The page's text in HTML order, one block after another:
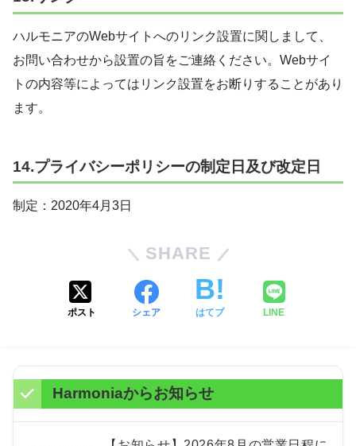
ハルモニアのWebサイトへのリンク設置に関しまして、
お問い合わせから設置の旨をご連絡ください。Webサイ
トの内容等によってはリンク設置をお断りすることがあり
ます。
14.プライバシーポリシーの制定日及び改定日
制定：2020年4月3日
SHARE
ポスト シェア はてブ LINE
Harmoniaからお知らせ